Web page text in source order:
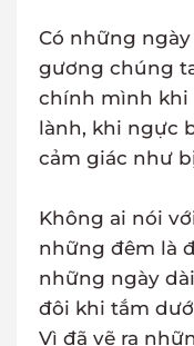
Có những
gương chúng
chính mình khi
lành, khi ngực
cảm giác như
Không ai nói
những đêm là
những ngày
đôi khi tắm
Vì đã vẽ ra